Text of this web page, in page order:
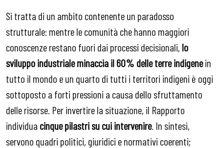
Si tratta di un ambito contenente un paradosso
strutturale: mentre le comunità che hanno maggiori
conoscenze restano fuori dai processi decisionali, lo
sviluppo industriale minaccia il 60% delle terre indigenein
tutto il mondo e un quarto di tutti i territori indigeni è oggi
sottoposto a forti pressioni a causa dello sfruttamento
delle risorse. Per invertire la situazione, il Rapporto
individua cinque pilastri su cui intervenire. In sintesi,
servono quadri politici, giuridici e normativi coerenti;